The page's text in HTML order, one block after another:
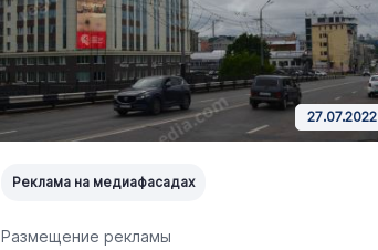
27.07.2022
Реклама на медиафасадах
Размещение рекламы